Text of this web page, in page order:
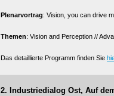
Plenarvortrag: Vision, you can drive
Themen: Vision and Perception //
Das detaillierte Programm finden Sie
2. Industriedialog Ost, Auf